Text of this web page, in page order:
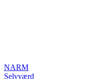
NARM
Selvværd